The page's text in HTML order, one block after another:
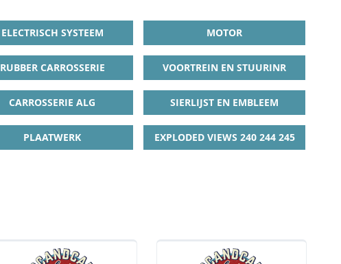
ELECTRISCH SYSTEEM MOTOR
RUBBER CARROSSERIE VOORTREIN EN STUURINR
CARROSSERIE ALG SIERLIJST EN EMBLEEM
PLAATWERK EXPLODED VIEWS 240 244 245